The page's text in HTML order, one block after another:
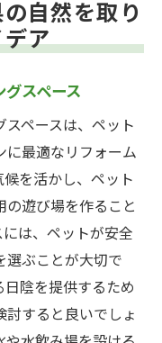
自然を取り
ア
スペース
ペースは、ペット
に最適なリフォーム
を活かし、ペット
遊び場を作ること
は、ペットが安全
選ぶことが大切で
陰を提供するため
討すると良いでしょ